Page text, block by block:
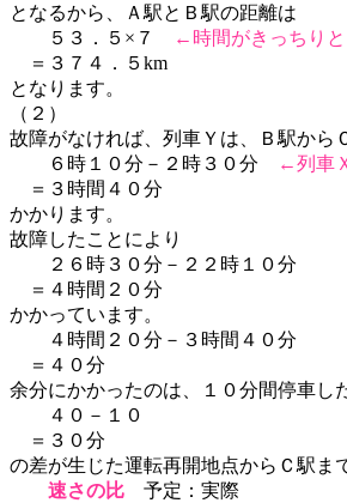
となるから、Ａ駅とＢ駅の距離は
５３．５×７
←時間がきっちりと
＝３７４．５km
となります。
（２）
故障がなければ、列車Ｙは、Ｂ駅から
６時１０分－２時３０分
←列車
＝３時間４０分
かかります。
故障したことにより
２６時３０分－２２時１０分
＝４時間２０分
かかっています。
４時間２０分－３時間４０分
＝４０分
余分にかかったのは、１０分間停車し
４０－１０
＝３０分
の差が生じた運転再開地点からＣ駅
速さの比 予定：実際